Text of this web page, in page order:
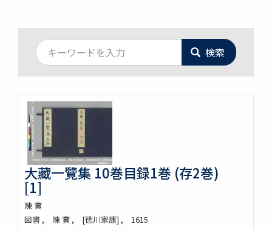
検索
大藏一覽集 10巻目録1巻 (存2巻)
[1]
陳 實
図書
陳 實 [徳川家康] 1615